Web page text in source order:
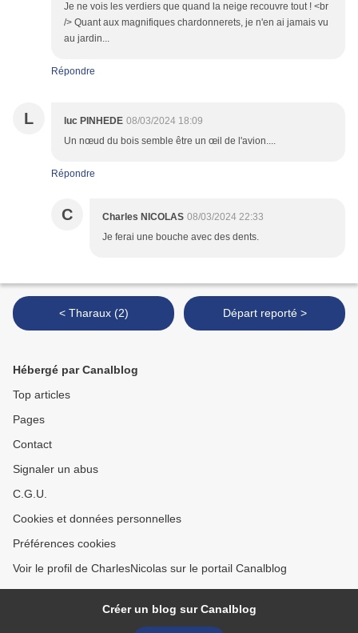
Je ne vois les verdiers que quand la neige recouvre tout ! <br
/> Quant aux magnifiques chardonnerets, je n'en ai jamais vu
au jardin...
Répondre
L luc PINHEDE 08/03/2024 18:09
Un nœud du bois semble être un œil de l'avion....
Répondre
C Charles NICOLAS 08/03/2024 22:33
Je ferai une bouche avec des dents.
< Tharaux (2) Départ reporté >
Hébergé par Canalblog
Top articles
Pages
Contact
Signaler un abus
C.G.U.
Cookies et données personnelles
Préférences cookies
Voir le profil de CharlesNicolas sur le portail Canalblog
Créer un blog sur Canalblog